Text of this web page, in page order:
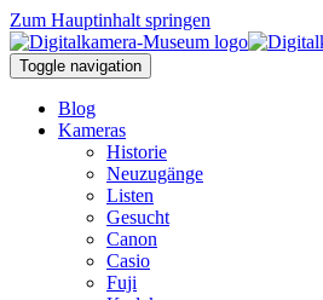
Zum Hauptinhalt springen
Toggle navigation
Blog
Kameras
Historie
Neuzugänge
Listen
Gesucht
Canon
Casio
Fuji